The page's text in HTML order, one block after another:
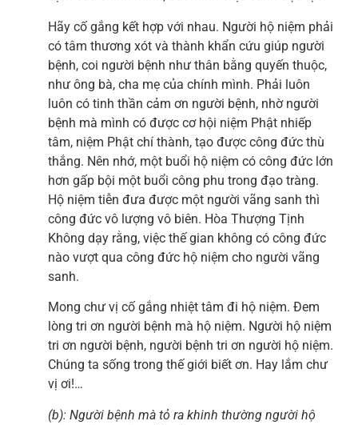
Hãy cố gắng kết hợp với nhau. Người hộ niệm phải
có tâm thương xót và thành khẩn cứu giúp người
bệnh, coi người bệnh như thân bằng quyến thuộc,
như ông bà, cha mẹ của chính mình. Phải luôn
luôn có tinh thần cảm ơn người bệnh, nhờ người
bệnh mà mình có được cơ hội niệm Phật nhiếp
tâm, niệm Phật chí thành, tạo được công đức thù
thắng. Nên nhớ, một buổi hộ niệm có công đức lớn
hơn gấp bội một buổi công phu trong đạo tràng.
Hộ niệm tiễn đưa được một người vãng sanh thì
công đức vô lượng vô biên. Hòa Thượng Tịnh
Không dạy rằng, việc thế gian không có công đức
nào vượt qua công đức hộ niệm cho người vãng
sanh.
Mong chư vị cố gắng nhiệt tâm đi hộ niệm. Đem
lòng tri ơn người bệnh mà hộ niệm. Người hộ niệm
tri ơn người bệnh, người bệnh tri ơn người hộ niệm.
Chúng ta sống trong thế giới biết ơn. Hay lắm chư
vị ơi!…
(b): Người bệnh mà tỏ ra khinh thường người hộ